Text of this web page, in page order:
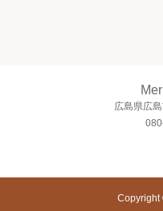
広島県広
Copyright